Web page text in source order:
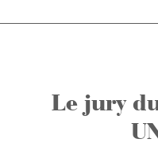
Le jury